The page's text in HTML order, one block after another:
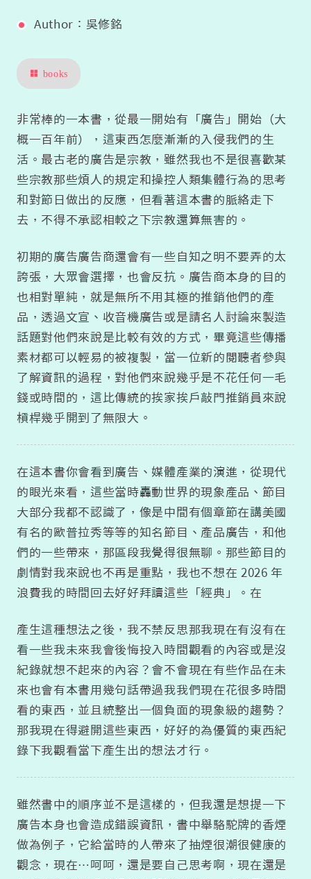
Author：吳修銘
books
非常棒的一本書，從最一開始有「廣告」開始（大
概一百年前），這東西怎麼漸漸的入侵我們的生
活。最古老的廣告是宗教，雖然我也不是很喜歡某
些宗教那些煩人的規定和操控人類集體行為的思考
和對節日做出的反應，但看著這本書的脈絡走下
去，不得不承認相較之下宗教還算無害的。
初期的廣告廣告商還會有一些自知之明不要弄的太
誇張，大眾會選擇，也會反抗。廣告商本身的目的
也相對單純，就是無所不用其極的推銷他們的產
品，透過文宣、收音機廣告或是請名人討論來製造
話題對他們來說是比較有效的方式，畢竟這些傳播
素材都可以輕易的被複製，當一位新的閱聽者參與
了解資訊的過程，對他們來說幾乎是不花任何一毛
錢或時間的，這比傳統的挨家挨戶敲門推銷員來說
槓桿幾乎開到了無限大。
在這本書你會看到廣告、媒體產業的演進，從現代
的眼光來看，這些當時轟動世界的現象產品、節目
大部分我都不認識了，像是中間有個章節在講美國
有名的歐普拉秀等等的知名節目、產品廣告，和他
們的一些帶來，那區段我覺得很無聊。那些節目的
劇情對我來說也不再是重點，我也不想在 2026 年
浪費我的時間回去好好拜讀這些「經典」。在
產生這種想法之後，我不禁反思那我現在有沒有在
看一些我未來我會後悔投入時間觀看的內容或是沒
紀錄就想不起來的內容？會不會現在有些作品在未
來也會有本書用幾句話帶過我我們現在花很多時間
看的東西，並且統整出一個負面的現象級的趨勢？
那我現在得避開這些東西，好好的為優質的東西紀
錄下我觀看當下產生出的想法才行。
雖然書中的順序並不是這樣的，但我還是想提一下
廣告本身也會造成錯誤資訊，書中舉駱駝牌的香煙
做為例子，它給當時的人帶來了抽煙很潮很健康的
觀念，現在…呵呵，還是要自己思考啊，現在還是